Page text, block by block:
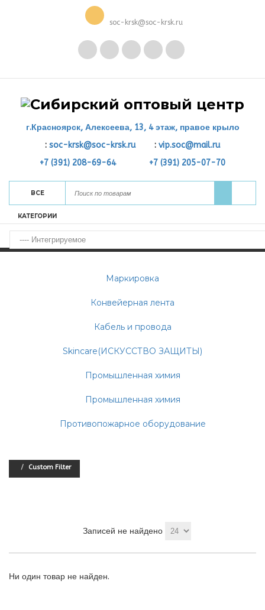
soc-krsk@soc-krsk.ru
г.Красноярск, Алексеева, 13, 4 этаж, правое крыло
: soc-krsk@soc-krsk.ru : vip.soc@mail.ru
+7 (391) 208-69-64
+7 (391) 205-07-70
ВСЕ
КАТЕГОРИИ
Маркировка
Конвейерная лента
Кабель и провода
Skincare(ИСКУССТВО ЗАЩИТЫ)
Промышленная химия
Промышленная химия
Противопожарное оборудование
Custom Filter
Записей не найдено
Ни один товар не найден.